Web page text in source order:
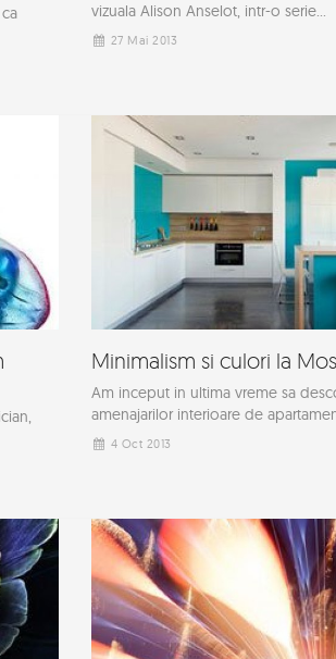
vizuala Alison Anselot, intr-o serie...
27 Mai 2013
Minimalism si culori la
Am inceput in ultima vreme sa
amenajarilor interioare de
4 Oct 2013